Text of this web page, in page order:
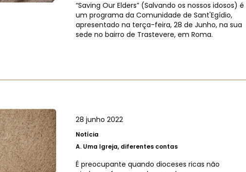
“Saving Our Elders” (Salvando os nossos idosos) é
um programa da Comunidade de Sant'Egídio,
apresentado na terça-feira, 28 de Junho, na sua
sede no bairro de Trastevere, em Roma.
28 junho 2022
Notícia
A. Uma Igreja, diferentes contas
É preocupante quando dioceses ricas não